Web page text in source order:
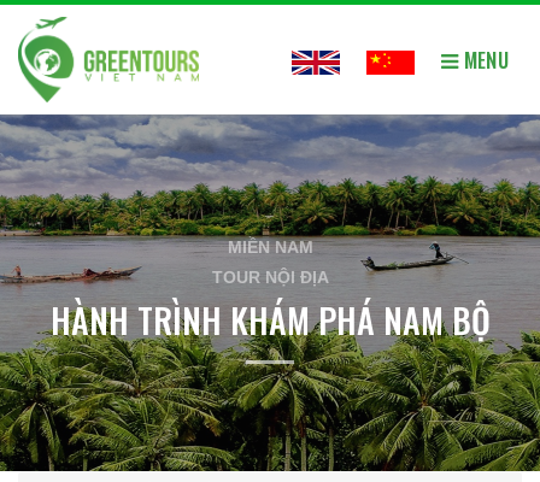
MENU
MIỀN NAM
TOUR NỘI ĐỊA
HÀNH TRÌNH KHÁM PHÁ NAM BỘ